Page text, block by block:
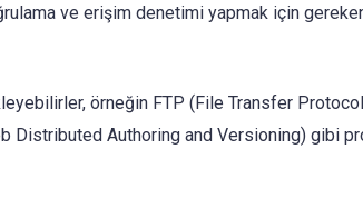
ve erişim denetimi yapmak için
örneğin FTP (File Transfer
Distributed Authoring and Versioning) gibi